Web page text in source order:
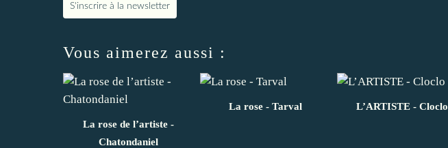
S'inscrire à la newsletter
Vous aimerez aussi :
La rose de l’artiste -
Chatondaniel
La rose - Tarval L’ARTISTE - Cloclo